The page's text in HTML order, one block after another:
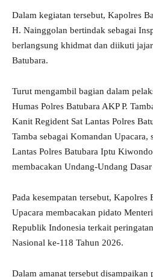
Dalam kegiatan tersebut, Kapolres
H. Nainggolan bertindak sebagai
berlangsung khidmat dan diikuti
Batubara.
Turut mengambil bagian dalam
Humas Polres Batubara AKP P.
Kanit Regident Sat Lantas Polres
Tamba sebagai Komandan Upacara,
Lantas Polres Batubara Iptu
membacakan Undang-Undang
Pada kesempatan tersebut, Kapolres
Upacara membacakan pidato
Republik Indonesia terkait
Nasional ke-118 Tahun 2026.
Dalam amanat tersebut